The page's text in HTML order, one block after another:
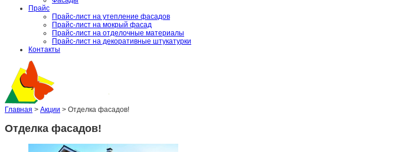
Прайс
Прайс-лист на утепление фасадов
Прайс-лист на мокрый фасад
Прайс-лист на отделочные материалы
Прайс-лист на декоративные штукатурки
Контакты
Главная > Акции > Отделка фасадов!
Отделка фасадов!